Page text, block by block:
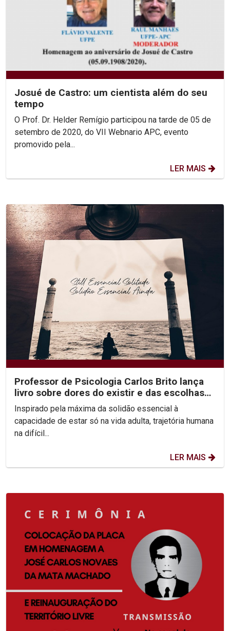
Josué de Castro: um cientista além do seu
tempo
O Prof. Dr. Helder Remígio participou na tarde de 05 de
setembro de 2020, do VII Webnario APC, evento
promovido pela...
LER MAIS
Professor de Psicologia Carlos Brito lança
livro sobre dores do existir e das escolhas
difíceis...
Inspirado pela máxima da solidão essencial à
capacidade de estar só na vida adulta, trajetória humana
na difícil...
LER MAIS